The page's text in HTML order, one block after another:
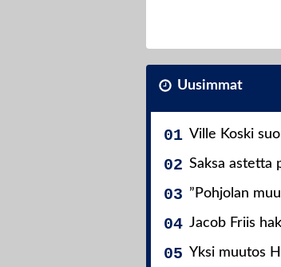
Uusimmat
Ville Koski
Saksa astetta
”Pohjolan
Jacob Friis
Yksi muutos